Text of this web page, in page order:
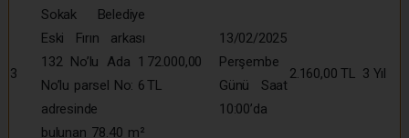
3
Sokak Belediye
Eski Fırın arkası
132 No’lu Ada 1
No’lu parsel No: 6
adresinde
bulunan 78.40 m²
72.000,00
TL
13/02/2025
Perşembe
Günü Saat
10:00’da
2.160,00 TL 3 Yıl